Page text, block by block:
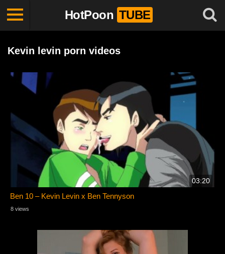
HotPoon TUBE
Kevin levin porn videos
03:20
Ben 10 – Kevin Levin x Ben Tennyson
8 views